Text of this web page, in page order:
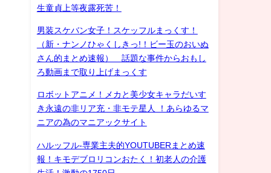
生童貞上等夜露死苦！
男装スケバン女子！スケッフルまっくす！
（新・ナンノひゃくしきっ!！ビー玉のおいぬ
さん的まとめ速報） 話題な事件からおもし
ろ動画まで取り上げまっくす
ロボットアニメ！メカと美少女キャラだいす
き永遠の非リア充・非モテ星人 ！あらゆるマ
ニアの為のマニアックサイト
ハルッフル-専業主夫的YOUTUBERまとめ速
報！キモデブロリコンおたく！初老人の介護